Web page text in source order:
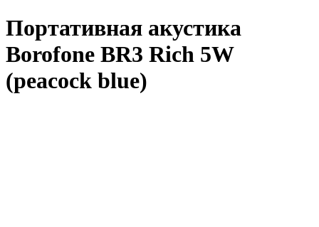
Портативная акустика
Borofone BR3 Rich 5W
(peacock blue)